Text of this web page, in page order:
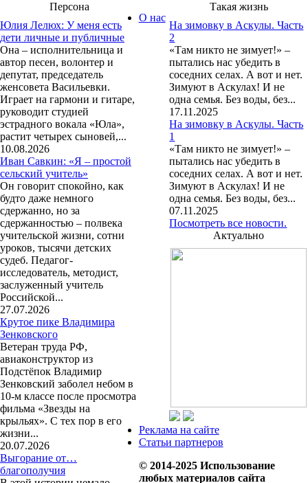
Персона
Юлия Лелюх: У меня есть
дети личные и публичные
Она – исполнительница и
автор песен, волонтер и
депутат, председатель
женсовета Васильевки.
Играет на гармони и гитаре,
руководит студией
эстрадного вокала «Юла»,
растит четырех сыновей,...
10.08.2026
Иван Савкин: «Я – простой
сельский учитель»
Он говорит спокойно, как
будто даже немного
сдержанно, но за
сдержанностью – полвека
учительской жизни, сотни
уроков, тысячи детских
судеб. Педагог-
исследователь, методист,
заслуженный учитель
Российской...
27.07.2026
Крутое пике Владимира
Зенковского
Ветеран труда РФ,
авиаконструктор из
Подстёпок Владимир
Зенковский заболел небом в
10-м классе после просмотра
фильма «Звезды на
крыльях». С тех пор в его
жизни...
20.07.2026
Выгорание от…
благополучия
Такая жизнь
На зимовку в Аскулы. Часть
2
«Там никто не зимует!» –
пытались нас убедить в
соседних селах. А вот и нет.
Зимуют в Аскулах! И не
одна семья. Без воды, без...
17.11.2025
На зимовку в Аскулы. Часть
1
«Там никто не зимует!» –
пытались нас убедить в
соседних селах. А вот и нет.
Зимуют в Аскулах! И не
одна семья. Без воды, без...
07.11.2025
Посмотреть все новости.
Актуально
О нас
Реклама на сайте
Статьи партнеров
© 2014-2025 Использование
любых материалов сайта